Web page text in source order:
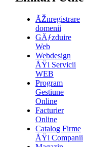
ÃŽnregistrare
domenii
GÄƒzduire
Web
Webdesign
ÅŸi Servicii
WEB
Program
Gestiune
Online
Facturier
Online
Catalog Firme
ÅŸi Companii